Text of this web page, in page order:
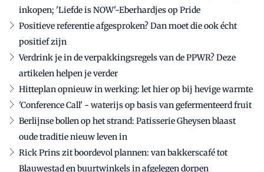
inkopen; 'Liefde is NOW'-Eberhardjes op Pride
Positieve referentie afgesproken? Dan moet die ook écht
positief zijn
Verdrink je in de verpakkingsregels van de PPWR? Deze
artikelen helpen je verder
Hitteplan opnieuw in werking: let hier op bij hevige warmte
'Conference Call' - waterijs op basis van gefermenteerd fruit
Berlijnse bollen op het strand: Patisserie Gheysen blaast
oude traditie nieuw leven in
Rick Prins zit boordevol plannen: van bakkerscafé tot
Blauwestad en buurtwinkels in afgelegen dorpen